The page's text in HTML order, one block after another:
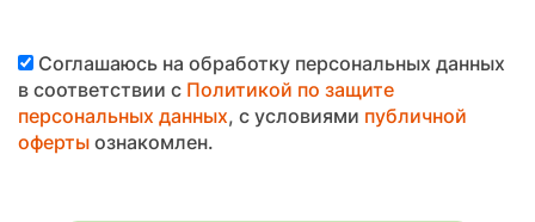
Соглашаюсь на обработку персональных данных
в соответствии с Политикой по защите
персональных данных, с условиями публичной
офертыознакомлен.